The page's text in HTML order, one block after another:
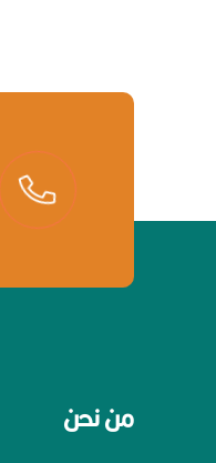
من نحن